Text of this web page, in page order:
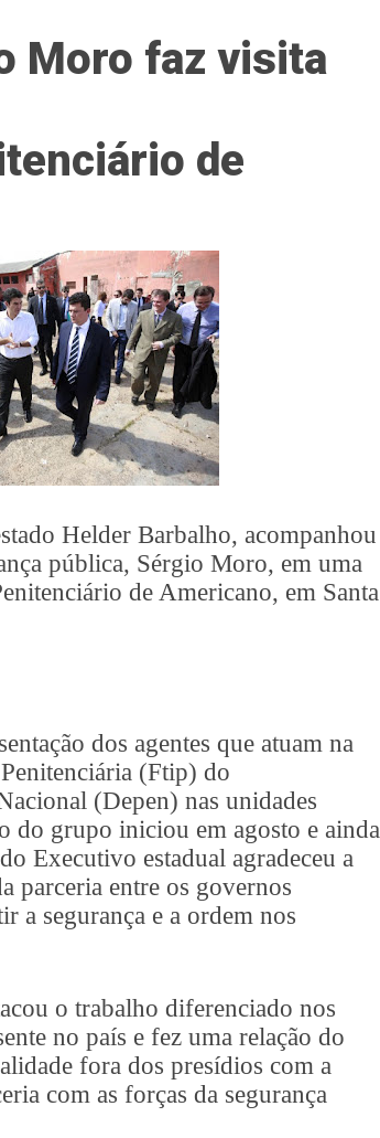
Moro faz visita
de
Helder Barbalho, acompanhou
pública, Sérgio Moro, em uma
de Americano, em Santa
dos agentes que atuam na
(Ftip) do
(Depen) nas unidades
do grupo iniciou em agosto e ainda
Executivo estadual agradeceu a
parceria entre os governos
a segurança e a ordem nos
o trabalho diferenciado nos
no país e fez uma relação do
fora dos presídios com a
com as forças da segurança